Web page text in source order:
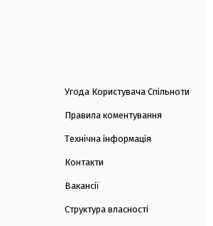
Угода Користувача Спільноти
Правила коментування
Технічна інформація
Контакти
Вакансії
Структура власності